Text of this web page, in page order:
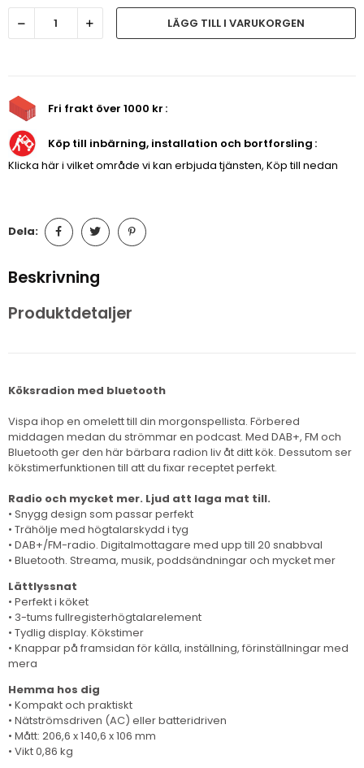
LÄGG TILL I VARUKORGEN
Fri frakt över 1000 kr
Köp till inbärning, installation och bortforsling
Klicka här i vilket område vi kan erbjuda tjänsten, Köp till nedan
Dela:
Beskrivning
Produktdetaljer
Köksradion med bluetooth
Vispa ihop en omelett till din morgonspellista. Förbered
middagen medan du strömmar en podcast. Med DAB+, FM och
Bluetooth ger den här bärbara radion liv åt ditt kök. Dessutom ser
kökstimerfunktionen till att du fixar receptet perfekt.
Radio och mycket mer. Ljud att laga mat till.
• Snygg design som passar perfekt
• Trähölje med högtalarskydd i tyg
• DAB+/FM-radio. Digitalmottagare med upp till 20 snabbval
• Bluetooth. Streama, musik, poddsändningar och mycket mer
Lättlyssnat
• Perfekt i köket
• 3-tums fullregisterhögtalarelement
• Tydlig display. Kökstimer
• Knappar på framsidan för källa, inställning, förinställningar med
mera
Hemma hos dig
• Kompakt och praktiskt
• Nätströmsdriven (AC) eller batteridriven
• Mått: 206,6 x 140,6 x 106 mm
• Vikt 0,86 kg